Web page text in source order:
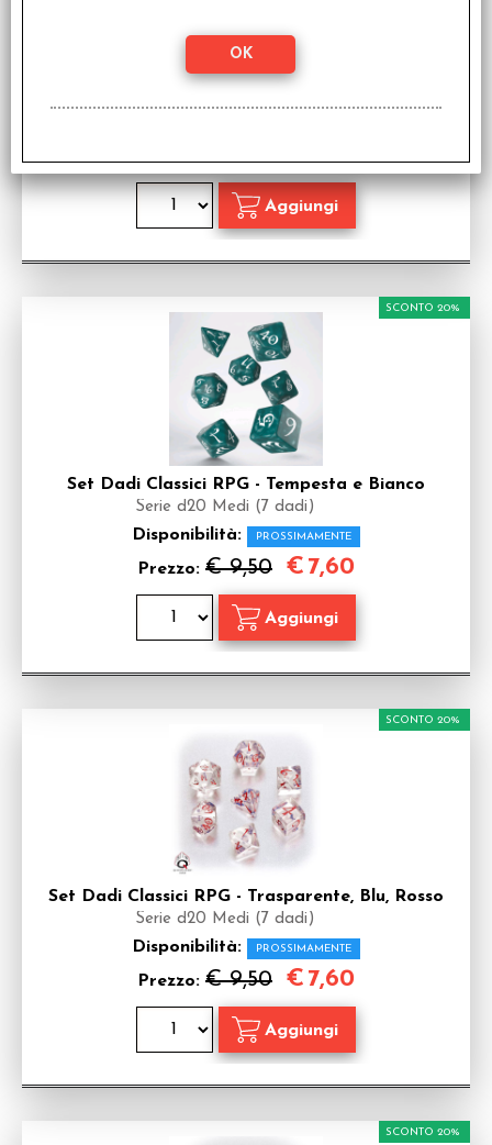
Set Dadi Classici RPG - Nero, Rosso
€7,60
Set Dadi Classici RPG - Tempesta e Bianco
Serie d20 Medi (7 dadi)
Disponibilità: PROSSIMAMENTE
Prezzo: € 9,50
SCONTO 20%
€ 7,60
Set Dadi Classici RPG - Trasparente, Blu, Rosso
Serie d20 Medi (7 dadi)
Disponibilità: PROSSIMAMENTE
Prezzo: € 9,50
SCONTO 20%
€ 7,60
SCONTO 20%